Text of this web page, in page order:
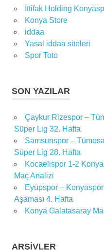
İttifak Holding
Konya Store
iddaa
Yasal iddaa siteleri
Spor Toto
SON YAZILAR
Çaykur Rizespor –
Süper Lig 32. Hafta
Samsunspor –
Süper Lig 28. Hafta
Kocaelispor 1-2
Maç Analizi
Eyüpspor –
Aşaması 4. Hafta
Konya Galatasaray
ARŞIVLER